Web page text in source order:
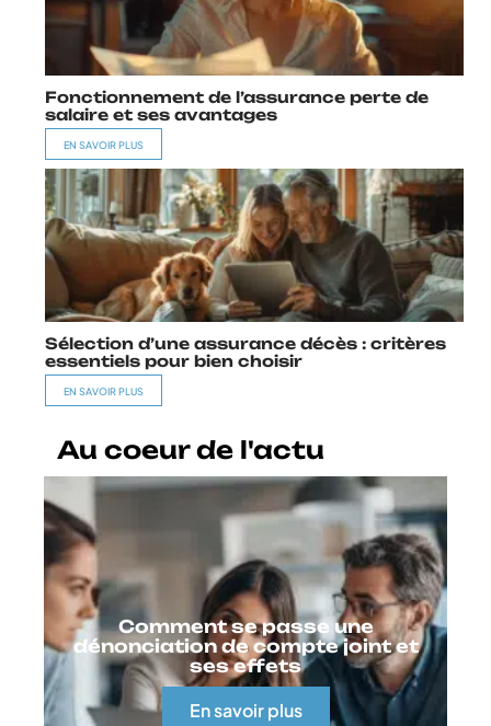
Fonctionnement de l’assurance perte de
salaire et ses avantages
EN SAVOIR PLUS
Sélection d’une assurance décès : critères
essentiels pour bien choisir
EN SAVOIR PLUS
Au coeur de l'actu
Comment se passe une
dénonciation de compte joint et
ses effets
En savoir plus